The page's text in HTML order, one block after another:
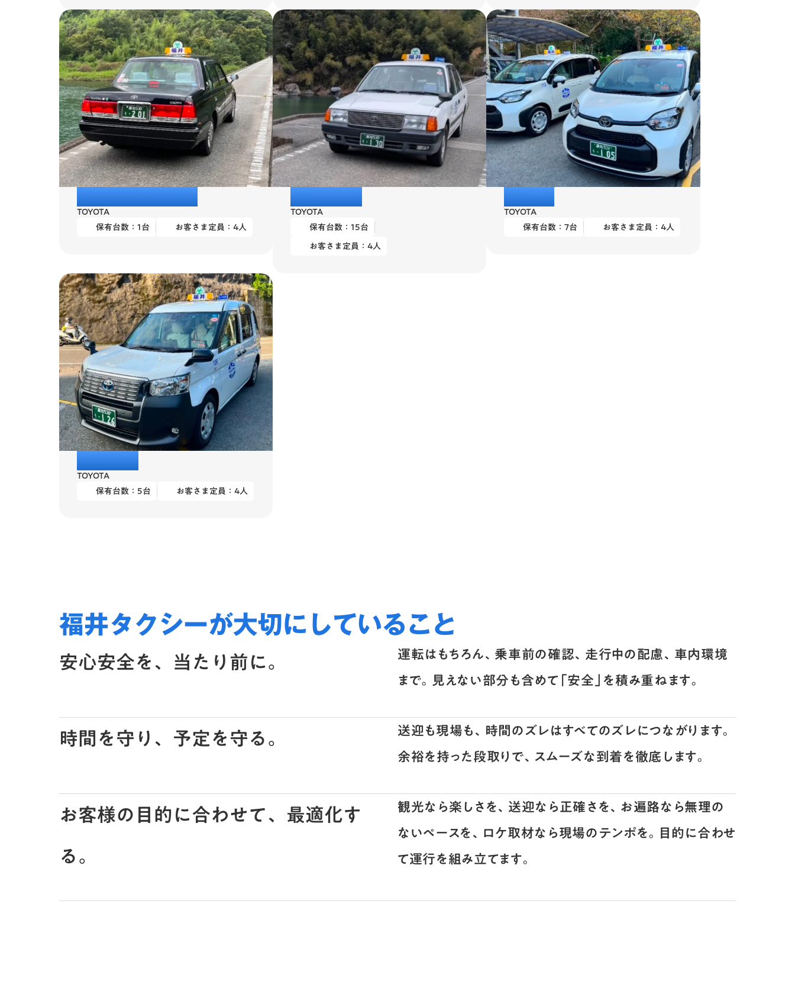
クラウンコンフォート
TOYOTA
保有台数： 1台 お客さま定員： 4人
コンフォート
TOYOTA
保有台数：15台
お客さま定員：4人
シエンタ
TOYOTA
保有台数：7台 お客さま定員：4人
JPN TAXI
TOYOTA
保有台数： 5台 お客さま定員： 4人
福井タクシーが大切にしていること
安心安全を、当たり前に。
運転はもちろん、乗車前の確認、走行中の配慮、車内環境
まで。見えない部分も含めて「安全」を積み重ねます。
時間を守り、予定を守る。
送迎も現場も、時間のズレはすべてのズレにつながります。
余裕を持った段取りで、スムーズな到着を徹底します。
お客様の目的に合わせて、最適化す
る。
観光なら楽しさを、送迎なら正確さを、お遍路なら無理の
ないペースを、ロケ取材なら現場のテンポを。目的に合わせ
て運行を組み立てます。